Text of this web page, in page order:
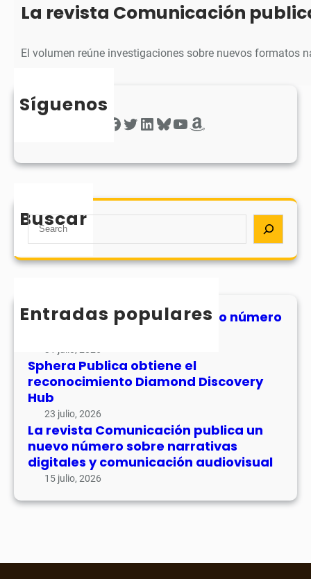
La revista Comunicación
El volumen reúne investigaciones sobre nuevos formatos
Síguenos
Twitter LinkedIn Bluesky YouTube Amazon
Buscar
S
a
h
Entradas populares
MHJournal publica el segundo número
Sphera Publica obtiene el
reconocimiento Diamond Discovery
Hub
23 julio, 2026
La revista Comunicación publica un
nuevo número sobre narrativas
digitales y comunicación audiovisual
15 julio, 2026